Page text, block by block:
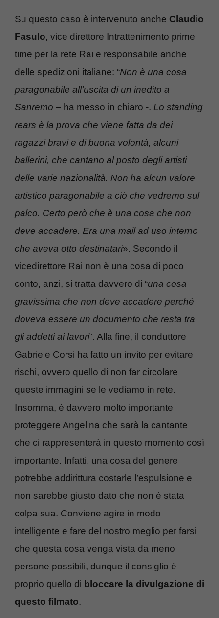
Su questo caso è intervenuto anche Claudio
Fasulo, vice direttore Intrattenimento prime
time per la rete Rai e responsabile anche
delle spedizioni italiane: “Non è una cosa
paragonabile all’uscita di un inedito a
Sanremo – ha messo in chiaro -. Lo standing
rears è la prova che viene fatta da dei
ragazzi bravi e di buona volontà, alcuni
ballerini, che cantano al posto degli artisti
delle varie nazionalità. Non ha alcun valore
artistico paragonabile a ciò che vedremo sul
palco. Certo però che è una cosa che non
deve accadere. Era una mail ad uso interno
che aveva otto destinatari». Secondo il
vicedirettore Rai non è una cosa di poco
conto, anzi, si tratta davvero di “una cosa
gravissima che non deve accadere perché
doveva essere un documento che resta tra
gli addetti ai lavori“. Alla fine, il conduttore
Gabriele Corsi ha fatto un invito per evitare
rischi, ovvero quello di non far circolare
queste immagini se le vediamo in rete.
Insomma, è davvero molto importante
proteggere Angelina che sarà la cantante
che ci rappresenterà in questo momento così
importante. Infatti, una cosa del genere
potrebbe addirittura costarle l’espulsione e
non sarebbe giusto dato che non è stata
colpa sua. Conviene agire in modo
intelligente e fare del nostro meglio per farsi
che questa cosa venga vista da meno
persone possibili, dunque il consiglio è
proprio quello di bloccare la divulgazione di
questo filmato.